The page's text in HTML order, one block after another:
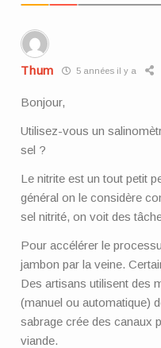
Thum 5 années il y a
Bonjour,
Utilisez-vous un
sel ?
Le nitrite est un tout petit
général on le considère
sel nitrité, on voit des
Pour accélérer le
jambon par la veine.
Des artisans utilisent des
(manuel ou automatique)
sabrage crée des canaux
viande.